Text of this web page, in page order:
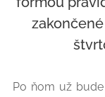
Po ňom už